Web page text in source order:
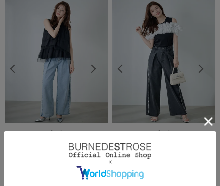
パールサイドラインデニムパンツ
パールサイドラインデニムパンツ
￥19,800(税込)